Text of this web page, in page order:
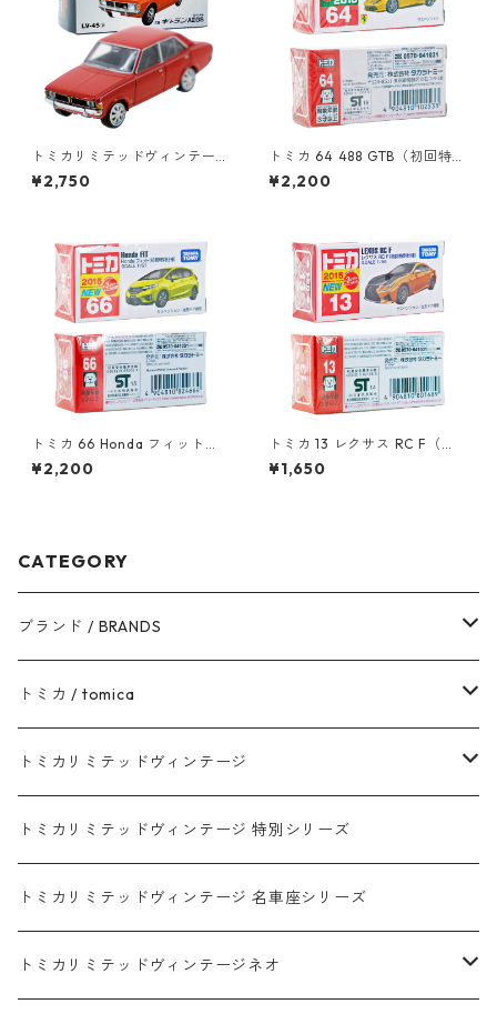
トミカリミテッドヴィンテー
ジ LV-45a 三菱 ギャラン AⅡ
GS #10212676
¥2,750
トミカ 64 488 GTB（初回特
別仕様）#10102533
¥2,200
トミカ 66 Honda フィット
（初回特別仕様）#10824664
¥2,200
トミカ 13 レクサス RC F（初
回特別仕様）#10801689
¥1,650
CATEGORY
ブランド / BRANDS
トヨタ / TOYOTA
ダイハツ / DAIHATSU
マツダ / MAZDA
ホンダ / HONDA
日産 / NISSAN
トミカ / tomica
赤箱 - 現行トミカ
赤箱 - 限定トミカ 初回特別カラー
赤箱 - 絶版（廃盤）トミカ No.1-120
赤箱 - 絶版（廃盤）トミカ No.1-9
赤箱 - 絶版（廃盤）ロングトミカ No.121-
トミカリミテッドヴィンテージ
TLV - NEW LINEUP
TLV - No. LV-00-195
TLV - No. LV-00-09
TLV - 車種別
トミカリミテッドヴィンテージ 特別シリーズ
トミカリミテッドヴィンテージ 名車座シリーズ
トミカリミテッドヴィンテージネオ